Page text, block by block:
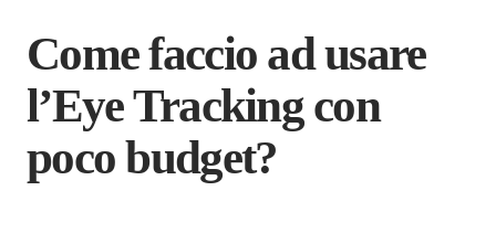
Come faccio ad usare
l’Eye Tracking con
poco budget?